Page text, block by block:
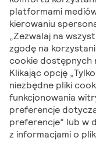
platformami
kierowaniu
„Zezwalaj na
zgodę na
cookie dostępnych
Klikając opcję
niezbędne pliki
funkcjonowania
preferencje
preferencje” lub w
z informacjami o
stateczników
[EN]